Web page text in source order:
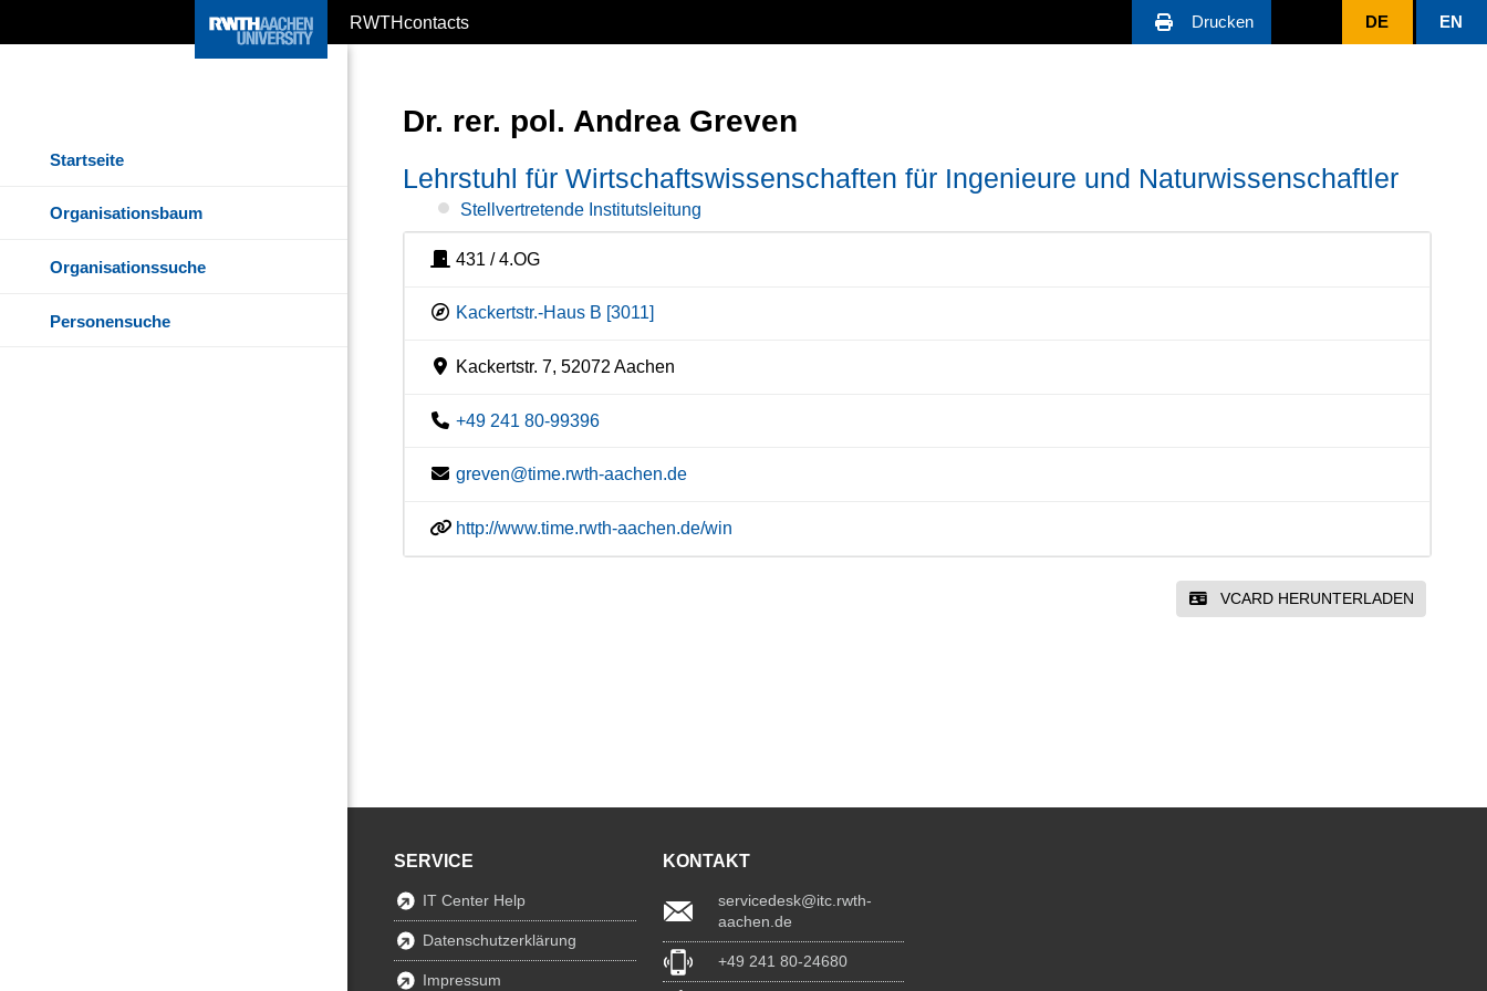
RWTHcontacts Drucken DE EN
Startseite
Organisationsbaum
Organisationssuche
Personensuche
Dr. rer. pol. Andrea Greven
Lehrstuhl für Wirtschaftswissenschaften für Ingenieure und Naturwissenschaftler
Stellvertretende Institutsleitung
431 / 4.OG
Kackertstr.-Haus B [3011]
Kackertstr. 7, 52072 Aachen
+49 241 80-99396
greven@time.rwth-aachen.de
http://www.time.rwth-aachen.de/win
VCARD HERUNTERLADEN
SERVICE
IT Center Help
Datenschutzerklärung
Impressum
KONTAKT
servicedesk@itc.rwth-
aachen.de
+49 241 80-24680